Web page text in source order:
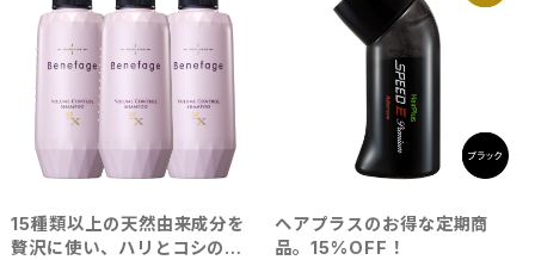
15種類以上の天然由来成分を
贅沢に使い、ハリとコシのあ
ヘアプラスのお得な定期商
品。15%OFF！